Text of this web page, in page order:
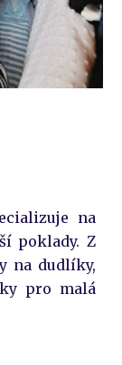
na
poklady. Z
na dudlíky,
pro malá